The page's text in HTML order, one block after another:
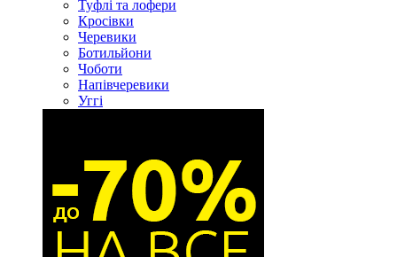
Туфлі та лофери
Кросівки
Черевики
Ботильйони
Чоботи
Напівчеревики
Уггі